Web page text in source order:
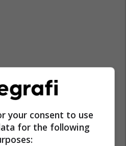
your consent to use
for the following